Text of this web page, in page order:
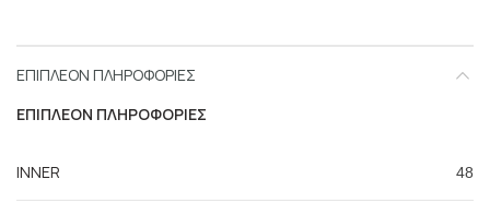
ΕΠΙΠΛΈΟΝ ΠΛΗΡΟΦΟΡΊΕΣ
ΕΠΙΠΛΈΟΝ ΠΛΗΡΟΦΟΡΊΕΣ
INNER 48